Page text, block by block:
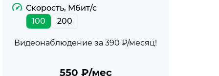
Скорость, Мбит/с
100
200
Видеонаблюдение за 390 ₽/месяц!
550 ₽/мес